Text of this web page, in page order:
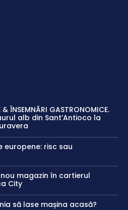
& ÎNSEMNĂRI GASTRONOMICE.
alb din Sant’Antioco la
europene: risc sau
magazin în cartierul
City
să lase mașina acasă?